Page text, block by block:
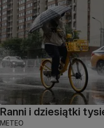
Ranni i dziesiątki
METEO